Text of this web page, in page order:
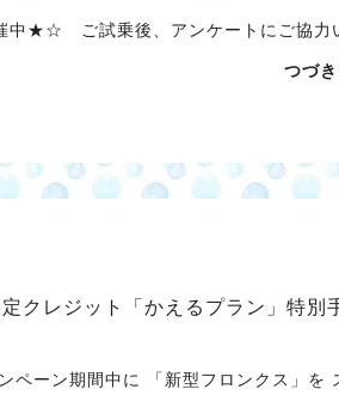
★☆ ご試乗後、アンケートにご協力
つづ
クレジット「かえるプラン」特別
ーン期間中に 「新型フロンクス」を